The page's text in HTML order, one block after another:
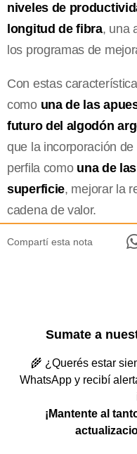
niveles de
longitud de fibra, una
los programas de
Con estas
como una de las
futuro del algodón
que la incorporación de
perfila como una de
superficie, mejorar la
cadena de valor.
Compartí esta nota
Sumate a
🌾 ¿Querés estar
WhatsApp y recibí
¡Mantente al